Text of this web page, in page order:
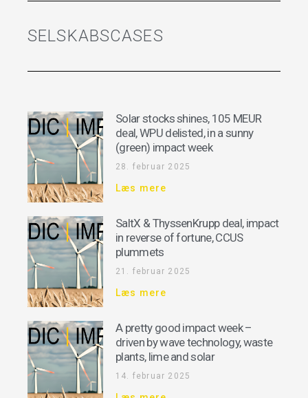
SELSKABSCASES
Solar stocks shines, 105 MEUR
deal, WPU delisted, in a sunny
(green) impact week
28. februar 2025
Læs mere
SaltX & ThyssenKrupp deal, impact
in reverse of fortune, CCUS
plummets
21. februar 2025
Læs mere
A pretty good impact week –
driven by wave technology, waste
plants, lime and solar
14. februar 2025